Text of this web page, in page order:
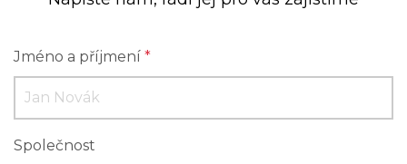
Jméno a příjmení *
Společnost